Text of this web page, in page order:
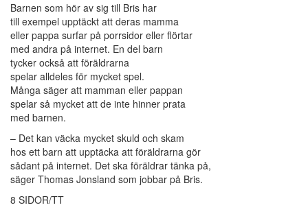
Barnen som hör av sig till Bris har
till exempel upptäckt att deras mamma
eller pappa surfar på porrsidor eller flörtar
med andra på internet. En del barn
tycker också att föräldrarna
spelar alldeles för mycket spel.
Många säger att mamman eller pappan
spelar så mycket att de inte hinner prata
med barnen.
– Det kan väcka mycket skuld och skam
hos ett barn att upptäcka att föräldrarna gör
sådant på internet. Det ska föräldrar tänka på,
säger Thomas Jonsland som jobbar på Bris.
8 SIDOR/TT